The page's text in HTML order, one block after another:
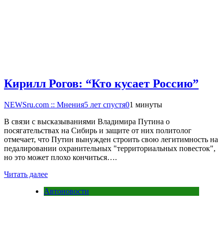
Кирилл Рогов: “Кто кусает Россию”
NEWSru.com :: Мнения5 лет спустя01 минуты
В связи с высказываниями Владимира Путина о
посягательствах на Сибирь и защите от них политолог
отмечает, что Путин вынужден строить свою легитимность на
педалировании охранительных "территориальных повесток",
но это может плохо кончиться….
Читать далее
Автоновости